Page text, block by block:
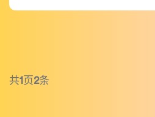
共1 页2条